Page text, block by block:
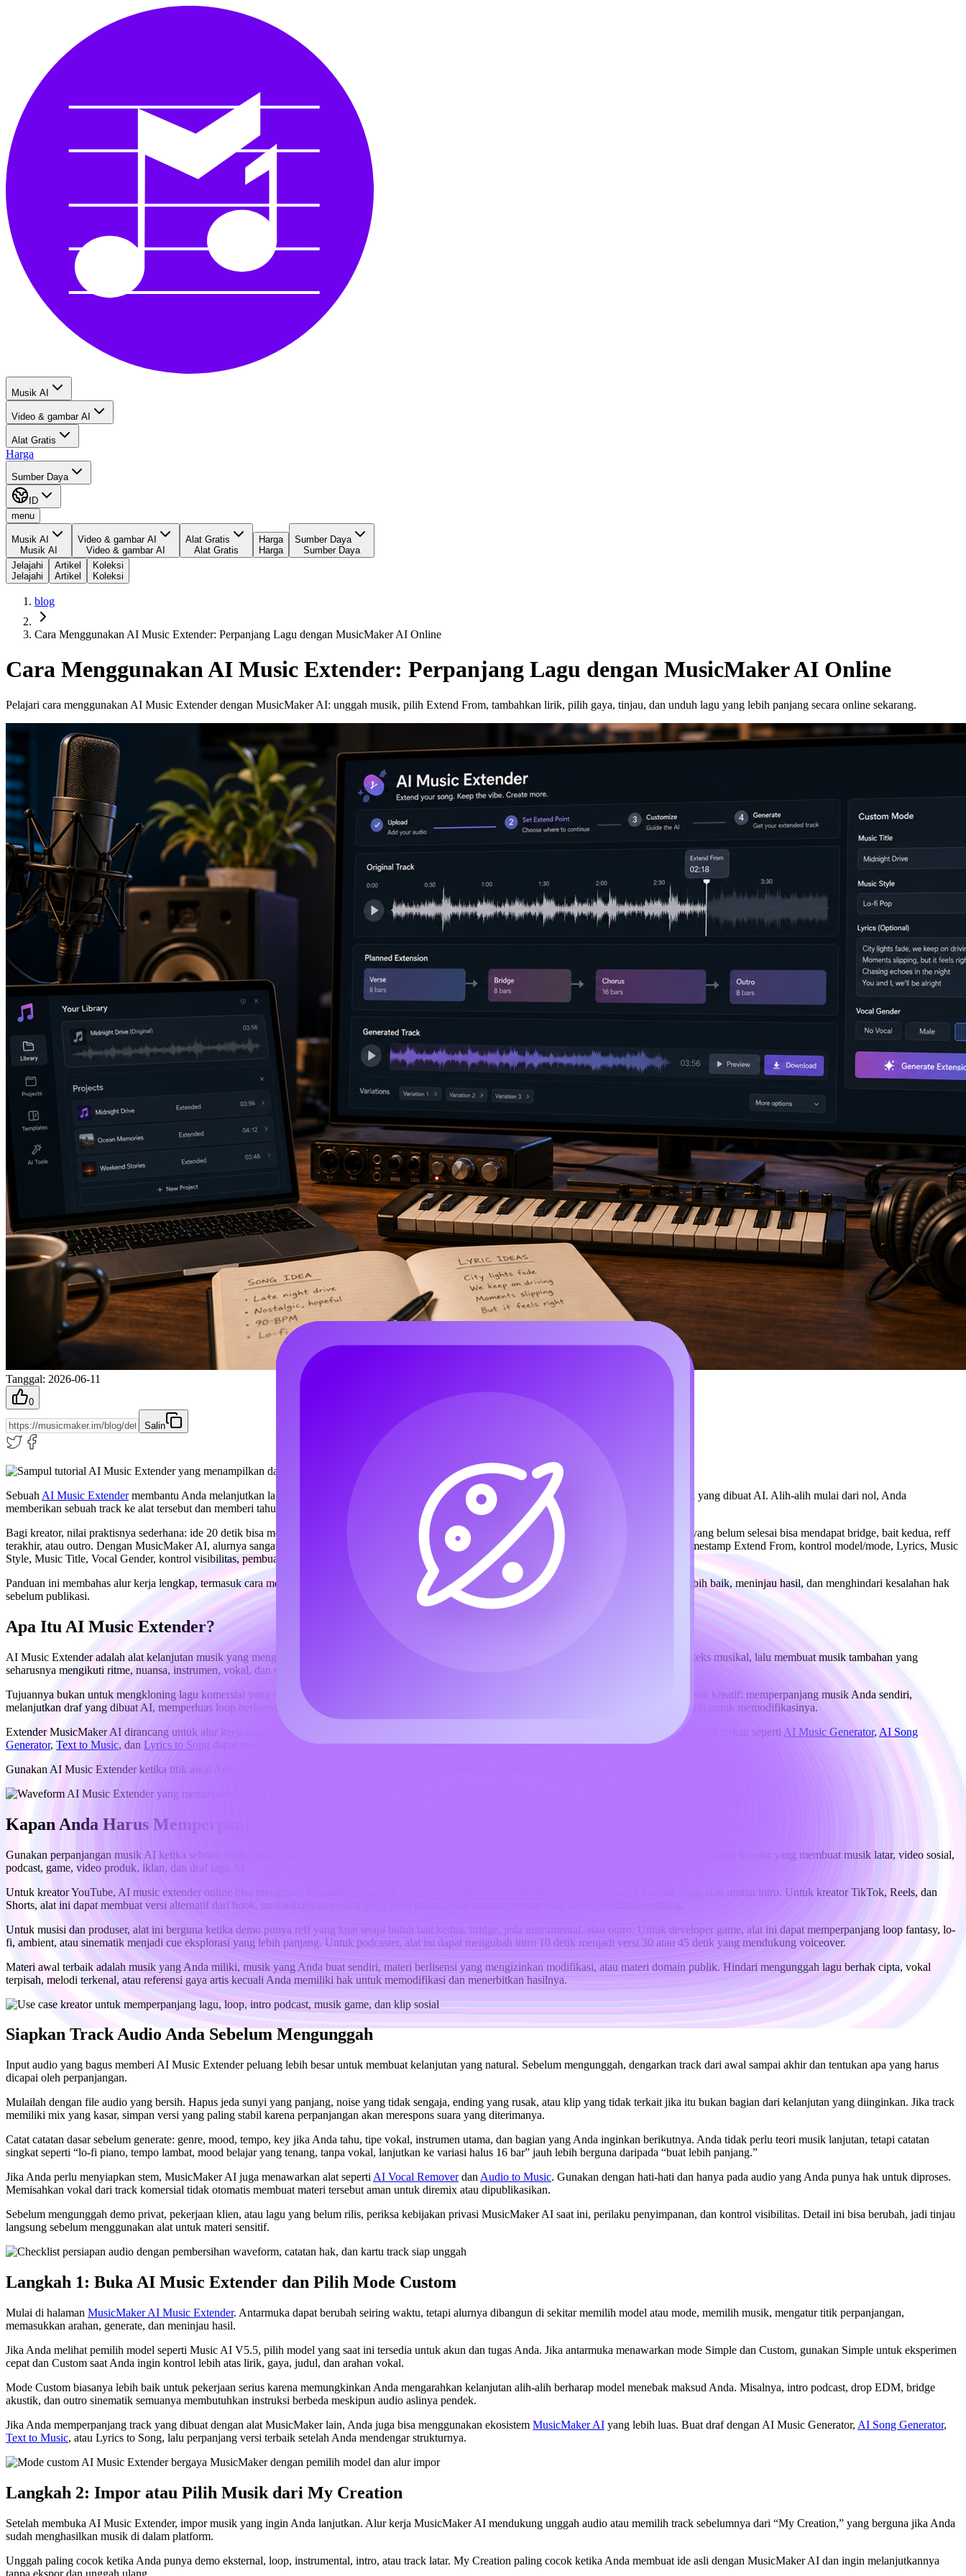
Musik AI
Video & gambar AI
Alat Gratis
Harga
Sumber Daya
ID
menu
Musik AI
Musik AI
Video & gambar AI
Video & gambar AI
Alat Gratis
Alat Gratis
Harga
Harga
Sumber Daya
Sumber Daya
Jelajahi
Jelajahi
Artikel
Artikel
Koleksi
Koleksi
blog
Cara Menggunakan AI Music Extender: Perpanjang Lagu dengan MusicMaker AI Online
Cara Menggunakan AI Music Extender: Perpanjang Lagu dengan MusicMaker AI Online
Pelajari cara menggunakan AI Music Extender dengan MusicMaker AI: unggah musik, pilih Extend From, tambahkan lirik, pilih gaya, tinjau, dan unduh lagu yang lebih panjang secara online sekarang.
Tanggal: 2026-06-11
0
Salin
Sebuah AI Music Extendermembantu Anda melanjutkan lagu yang sudah ada, loop, demo, instrumental, intro podcast, track latar game, atau draf musik yang dibuat AI. Alih-alih mulai dari nol, Anda
memberikan sebuah track ke alat tersebut dan memberi tahu di mana bagian baru harus dimulai.
Bagi kreator, nilai praktisnya sederhana: ide 20 detik bisa menjadi track latar yang lebih panjang, reff pendek bisa menjadi aransemen penuh, dan demo yang belum selesai bisa mendapat bridge, bait kedua, reff
terakhir, atau outro. Dengan MusicMaker AI, alurnya sangat langsung karena halaman AI Music Extender mencakup pilihan unggah atau pilih kreasi, timestamp Extend From, kontrol model/mode, Lyrics, Music
Style, Music Title, Vocal Gender, kontrol visibilitas, pembuatan, peninjauan, dan unduhan.
Panduan ini membahas alur kerja lengkap, termasuk cara menyiapkan audio, memilih titik perpanjangan yang tepat, menulis instruksi kelanjutan yang lebih baik, meninjau hasil, dan menghindari kesalahan hak
sebelum publikasi.
Apa Itu AI Music Extender?
AI Music Extender adalah alat kelanjutan musik yang menghasilkan bagian baru berdasarkan track audio yang sudah ada. Alat ini “mendengarkan” konteks musikal, lalu membuat musik tambahan yang
seharusnya mengikuti ritme, nuansa, instrumen, vokal, dan struktur track asli.
Tujuannya bukan untuk mengkloning lagu komersial yang sudah jadi atau menjamin kelanjutan yang sempurna. Use case yang lebih tepat adalah perluasan kreatif: memperpanjang musik Anda sendiri,
melanjutkan draf yang dibuat AI, memperluas loop berlisensi, membuat variasi musik latar, atau membangun bagian baru dari materi yang Anda punya izin untuk memodifikasinya.
Extender MusicMaker AI dirancang untuk alur kerja seperti ini. Halaman
adalah tujuan utama untuk memperpanjang track, sementara alat terkait seperti AI Music Generator, AI Song
Generator, Text to Music, dan Lyrics to Song dapat membantu Anda membuat ide awal sebelum Anda memperpanjangnya.
Gunakan AI Music Extender ketika titik awal Anda sudah berupa musik dan Anda ingin kelanjutan. Gunakan generator ketika Anda belum punya track awal.
Kapan Anda Harus Memperpanjang Musik dengan AI?
Gunakan perpanjangan musik AI ketika sebuah track menjanjikan tetapi terlalu pendek, belum selesai, atau belum punya akhir yang bisa dipakai. Ini umum untuk kreator yang membuat musik latar, video sosial,
podcast, game, video produk, iklan, dan draf lagu AI.
Untuk kreator YouTube, AI music extender online bisa mengubah instrumental pendek menjadi bed latar yang lebih panjang yang pas untuk tutorial, vlog, atau urutan intro. Untuk kreator TikTok, Reels, dan
Shorts, alat ini dapat membuat versi alternatif dari hook, menambahkan ending yang lebih natural, atau memanjangkan loop untuk fleksibilitas editing.
Untuk musisi dan produser, alat ini berguna ketika demo punya reff yang kuat tetapi butuh bait kedua, bridge, jeda instrumental, atau outro. Untuk developer game, alat ini dapat memperpanjang loop fantasy, lo-
fi, ambient, atau sinematik menjadi cue eksplorasi yang lebih panjang. Untuk podcaster, alat ini dapat mengubah intro 10 detik menjadi versi 30 atau 45 detik yang mendukung voiceover.
Materi awal terbaik adalah musik yang Anda miliki, musik yang Anda buat sendiri, materi berlisensi yang mengizinkan modifikasi, atau materi domain publik. Hindari mengunggah lagu berhak cipta, vokal
terpisah, melodi terkenal, atau referensi gaya artis kecuali Anda memiliki hak untuk memodifikasi dan menerbitkan hasilnya.
Siapkan Track Audio Anda Sebelum Mengunggah
Input audio yang bagus memberi AI Music Extender peluang lebih besar untuk membuat kelanjutan yang natural. Sebelum mengunggah, dengarkan track dari awal sampai akhir dan tentukan apa yang harus
dicapai oleh perpanjangan.
Mulailah dengan file audio yang bersih. Hapus jeda sunyi yang panjang, noise yang tidak sengaja, ending yang rusak, atau klip yang tidak terkait jika itu bukan bagian dari kelanjutan yang diinginkan. Jika track
memiliki mix yang kasar, simpan versi yang paling stabil karena perpanjangan akan merespons suara yang diterimanya.
Catat catatan dasar sebelum generate: genre, mood, tempo, key jika Anda tahu, tipe vokal, instrumen utama, dan bagian yang Anda inginkan berikutnya. Anda tidak perlu teori musik lanjutan, tetapi catatan
singkat seperti “lo-fi piano, tempo lambat, mood belajar yang tenang, tanpa vokal, lanjutkan ke variasi halus 16 bar” jauh lebih berguna daripada “buat lebih panjang.”
Jika Anda perlu menyiapkan stem, MusicMaker AI juga menawarkan alat seperti AI Vocal Removerdan Audio to Music. Gunakan dengan hati-hati dan hanya pada audio yang Anda punya hak untuk diproses.
Memisahkan vokal dari track komersial tidak otomatis membuat materi tersebut aman untuk diremix atau dipublikasikan.
Sebelum mengunggah demo privat, pekerjaan klien, atau lagu yang belum rilis, periksa kebijakan privasi MusicMaker AI saat ini, perilaku penyimpanan, dan kontrol visibilitas. Detail ini bisa berubah, jadi tinjau
langsung sebelum menggunakan alat untuk materi sensitif.
Langkah 1: Buka AI Music Extender dan Pilih Mode Custom
Mulai di halaman MusicMaker AI Music Extender. Antarmuka dapat berubah seiring waktu, tetapi alurnya dibangun di sekitar memilih model atau mode, memilih musik, mengatur titik perpanjangan,
memasukkan arahan, generate, dan meninjau hasil.
Jika Anda melihat pemilih model seperti Music AI V5.5, pilih model yang saat ini tersedia untuk akun dan tugas Anda. Jika antarmuka menawarkan mode Simple dan Custom, gunakan Simple untuk eksperimen
cepat dan Custom saat Anda ingin kontrol lebih atas lirik, gaya, judul, dan arahan vokal.
Mode Custom biasanya lebih baik untuk pekerjaan serius karena memungkinkan Anda mengarahkan kelanjutan alih-alih berharap model menebak maksud Anda. Misalnya, intro podcast, drop EDM, bridge
akustik, dan outro sinematik semuanya membutuhkan instruksi berbeda meskipun audio aslinya pendek.
Jika Anda memperpanjang track yang dibuat dengan alat MusicMaker lain, Anda juga bisa menggunakan ekosistem MusicMaker AI yang lebih luas. Buat draf dengan AI Music Generator, AI Song Generator,
Text to Music, atau Lyrics to Song, lalu perpanjang versi terbaik setelah Anda mendengar strukturnya.
Langkah 2: Impor atau Pilih Musik dari My Creation
Setelah membuka AI Music Extender, impor musik yang ingin Anda lanjutkan. Alur kerja MusicMaker AI mendukung unggah audio atau memilih track sebelumnya dari “My Creation,” yang berguna jika Anda
sudah menghasilkan musik di dalam platform.
Unggah paling cocok ketika Anda punya demo eksternal, loop, instrumental, intro, atau track latar. My Creation paling cocok ketika Anda membuat ide asli dengan MusicMaker AI dan ingin melanjutkannya
tanpa ekspor dan unggah ulang.